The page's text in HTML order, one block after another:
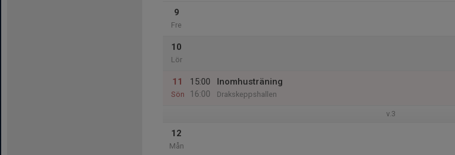
9
Fre
10
Lör
11
Sön
15:00
16:00
Inomhusträning
Drakskeppshallen
v.3
12
Mån